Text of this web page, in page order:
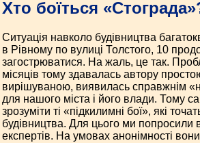
Хто боїться
Ситуація навколо будівництва
в Рівному по вулиці Толстого, 10
загострюватися. На жаль, це так.
місяців тому здавалась автору
вирішуваною, виявилась справжнім
для нашого міста і його влади. Тому
зрозуміти ті «підкилимні бої», які
будівництва. Для цього ми попросили
експертів. На умовах анонімності